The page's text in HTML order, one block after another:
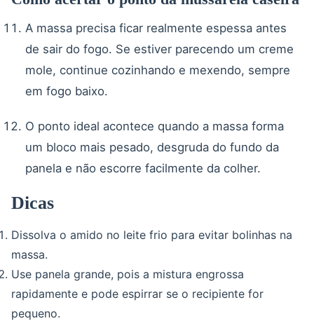
A massa precisa ficar realmente espessa antes
de sair do fogo. Se estiver parecendo um creme
mole, continue cozinhando e mexendo, sempre
em fogo baixo.
O ponto ideal acontece quando a massa forma
um bloco mais pesado, desgruda do fundo da
panela e não escorre facilmente da colher.
Dicas
Dissolva o amido no leite frio para evitar bolinhas na
massa.
Use panela grande, pois a mistura engrossa
rapidamente e pode espirrar se o recipiente for
pequeno.